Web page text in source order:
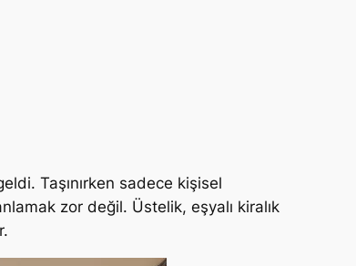
Taşınırken sadece kişisel
zor değil. Üstelik, eşyalı kiralık